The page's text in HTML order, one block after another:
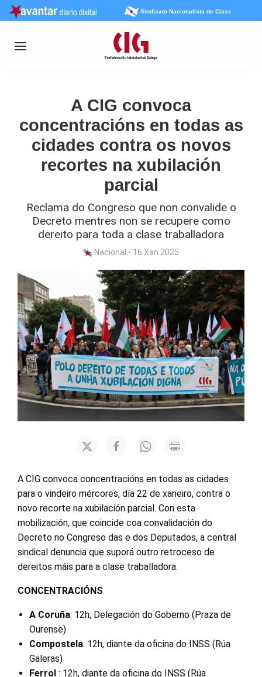
Sindicato Nacionalista de Clase
A CIG convoca
concentracións en todas as
cidades contra os novos
recortes na xubilación
parcial
Reclama do Congreso que non convalide o
Decreto mentres non se recupere como
dereito para toda a clase traballadora
Nacional - 16 Xan 2025
A CIG convoca concentracións en todas as cidades
para o vindeiro mércores, día 22 de xaneiro, contra o
novo recorte na xubilación parcial. Con esta
mobilización, que coincide coa convalidación do
Decreto no Congreso das e dos Deputados, a central
sindical denuncia que suporá outro retroceso de
dereitos máis para a clase traballadora.
CONCENTRACIÓNS
A Coruña: 12h, Delegación do Goberno (Praza de
Ourense)
Compostela: 12h, diante da oficina do INSS (Rúa
Galeras)
Ferrol : 12h, diante da oficina do INSS (Rúa